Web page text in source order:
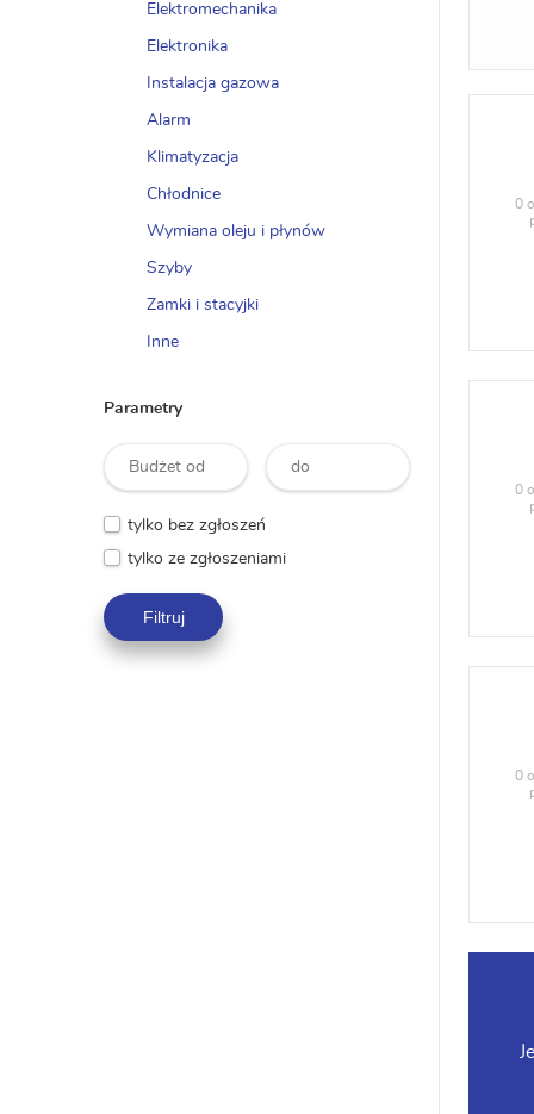
0
0
0
Elektromechanika
Elektronika
Instalacja gazowa
Alarm
Klimatyzacja
Chłodnice
Wymiana oleju i płynów
Szyby
Zamki i stacyjki
Inne
Parametry
tylko bez zgłoszeń
tylko ze zgłoszeniami
Filtruj